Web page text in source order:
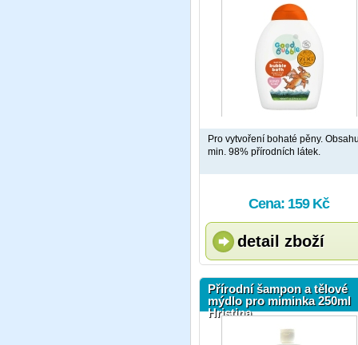
Pro vytvoření bohaté pěny.
min. 98% přírodních látek.
Cena: 159 Kč
detail zboží
Přírodní šampon a tělové
mýdlo pro miminka 250ml
Hristina